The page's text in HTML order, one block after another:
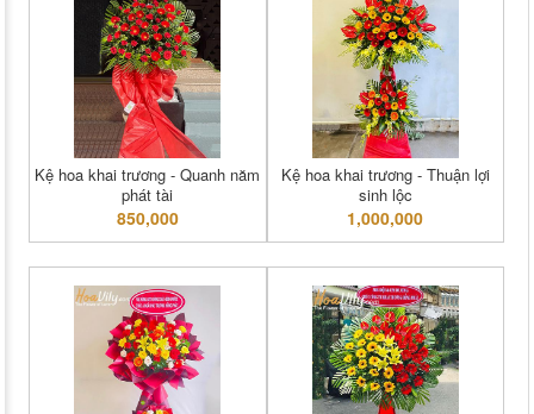
Kệ hoa khai trương - Quanh năm
phát tài
850,000
Kệ hoa khai trương - Thuận lợi
sinh lộc
1,000,000